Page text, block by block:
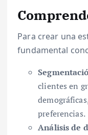
Para crear una
fundamental
clientes en
preferencias.
Análisis de